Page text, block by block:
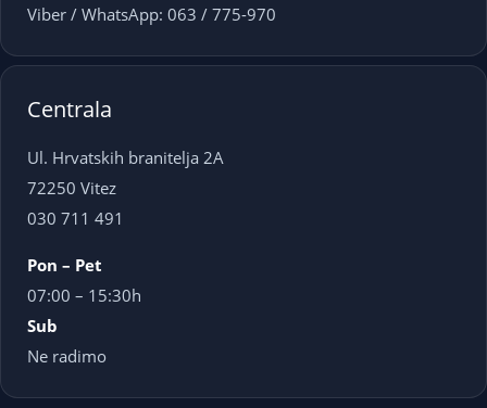
Viber / WhatsApp: 063 / 775-970
Centrala
Ul. Hrvatskih branitelja 2A
72250 Vitez
030 711 491
Pon – Pet
07:00 – 15:30h
Sub
Ne radimo